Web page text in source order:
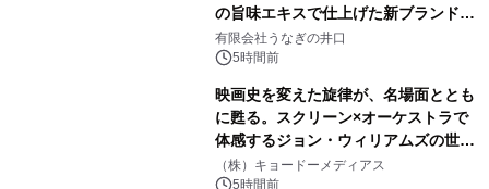
の旨味エキスで仕上げた新ブランド
「井口の誉」誕生
有限会社うなぎの井口
5時間前
映画史を変えた旋律が、名場面ととも
に甦る。スクリーン×オーケストラで
体感するジョン・ウィリアムズの世
界。ジョン・ウィリアムズ：シネマ・
（株）キョードーメディアス
5時間前